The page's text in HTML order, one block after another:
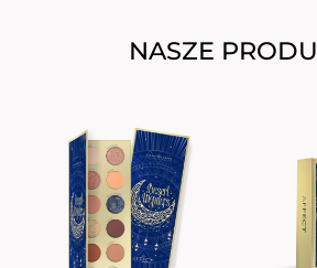
NASZE